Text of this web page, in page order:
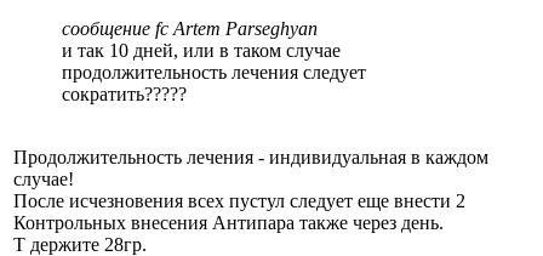
сообщение fc Artem Parseghyan
и так 10 дней, или в таком случае
продолжительность лечения следует
сократить?????
Продолжительность лечения - индивидуальная в каждом
случае!
После исчезновения всех пустул следует еще внести 2
Контрольных внесения Антипара также через день.
Т держите 28гр.